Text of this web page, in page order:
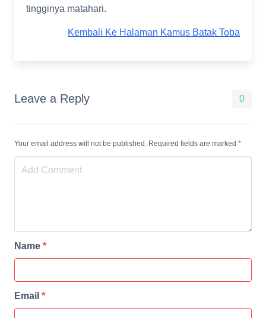
tingginya matahari.
Kembali Ke Halaman Kamus Batak Toba
Leave a Reply 0
Your email address will not be published. Required fields are marked *
Name *
Email *